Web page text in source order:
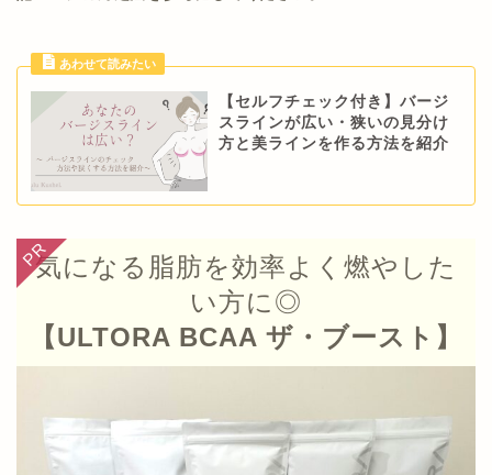
【セルフチェック付き】バージ
スラインが広い・狭いの見分け
方と美ラインを作る方法を紹介
気になる脂肪を効率よく燃やした
い方に◎
【ULTORA BCAA ザ・ブースト】